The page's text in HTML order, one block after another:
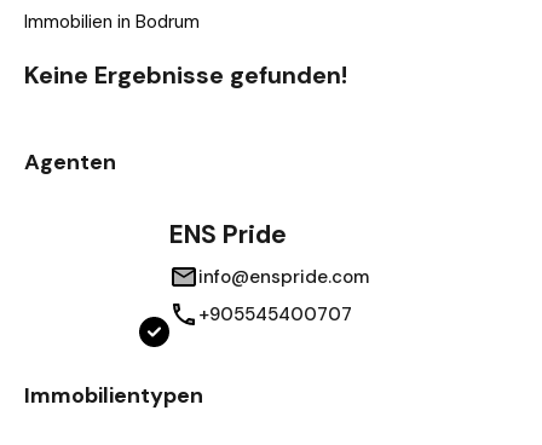
Immobilien in Bodrum
Keine Ergebnisse gefunden!
Agenten
ENS Pride
info@enspride.com
+905545400707
Immobilientypen